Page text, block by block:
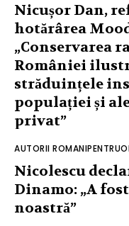
Nicușor Dan,
hotărârea
„Conservarea
României
străduințele
populației și
privat”
AUTORII
Nicolescu
Dinamo: „A
noastră”